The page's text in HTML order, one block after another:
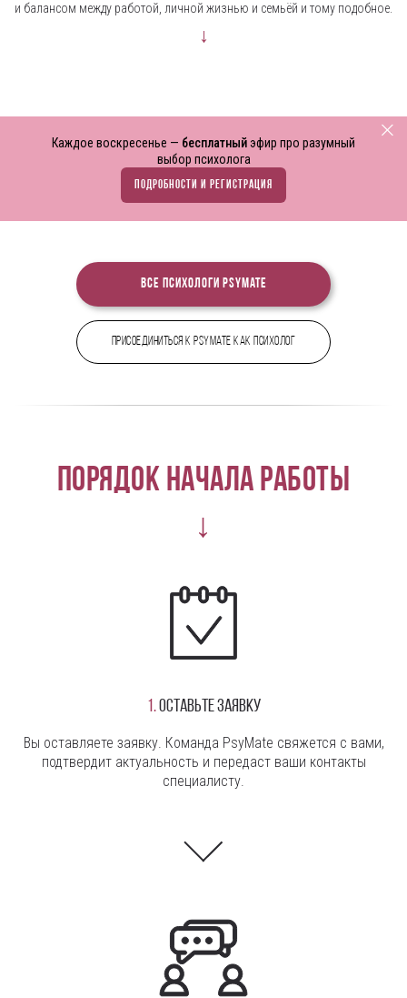
и балансом между работой, личной жизнью и семьёй и тому подобное.
↓
Каждое воскресенье — бесплатныйэфир про разумный
выбор психолога
ПОДРОБНОСТИ И РЕГИСТРАЦИЯ
Все психологи PsyMate
Присоединиться к PsyMate как психолог
Порядок начала работы
↓
1.Оставьте заявку
Вы оставляете заявку. Команда PsyMate свяжется с вами,
подтвердит актуальность и передаст ваши контакты
специалисту.